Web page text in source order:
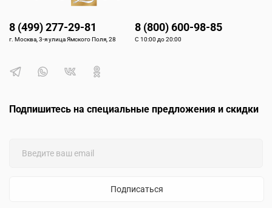
Подпишитесь на специальные предложения и скидки
Подписаться
8 (499) 277-29-81
г. Москва, 3-я улица Ямского Поля, 28
8 (800) 600-98-85
С 10:00 до 20:00